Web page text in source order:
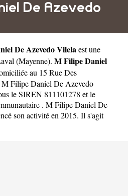
De Azevedo
De Azevedo Vilelaest une
(Mayenne). M Filipe Daniel
au 15 Rue Des
Filipe Daniel De Azevedo
le SIREN 811101278 et le
. M Filipe Daniel De
son activité en 2015. Il s'agit